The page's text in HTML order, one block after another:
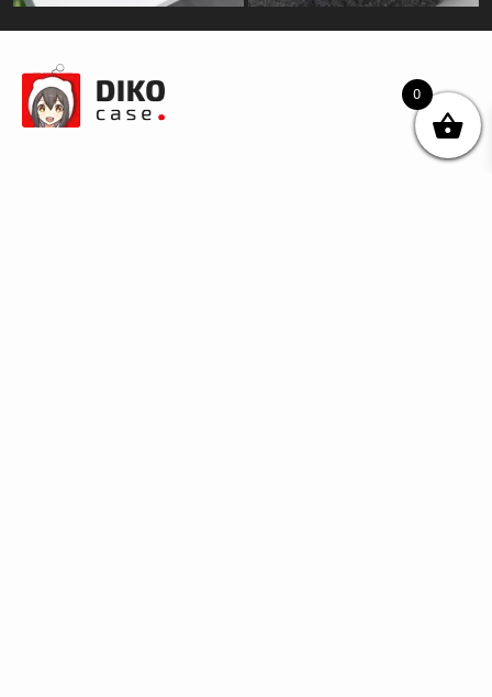
0